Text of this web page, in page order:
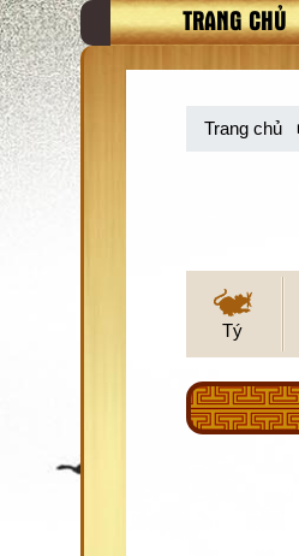
TRANG CHỦ
Trang chủ
Tý